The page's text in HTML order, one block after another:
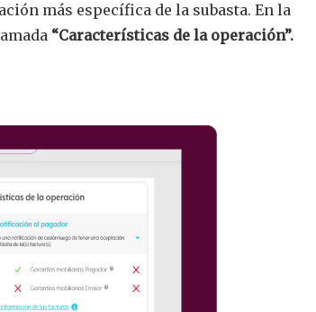
más específica de la subasta. En la
“Características de la operación”.